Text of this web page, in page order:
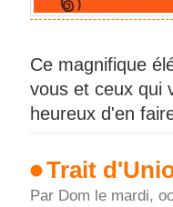
Ce magnifique
vous et ceux qui
heureux d'en
Trait
Par Dom le mardi,